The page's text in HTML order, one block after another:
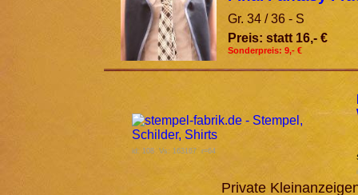
Gr. 34 / 36 - S
Preis: statt 16,- €
Sonderpreis: 9,- €
id: 108 Vs: 163167 r=64
Private